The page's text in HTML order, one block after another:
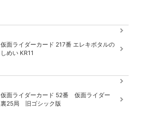
仮面ライダーカード 217番 エレキボタルの
しめい KR11
仮面ライダーカード 52番 仮面ライダー
裏25局 旧ゴシック版